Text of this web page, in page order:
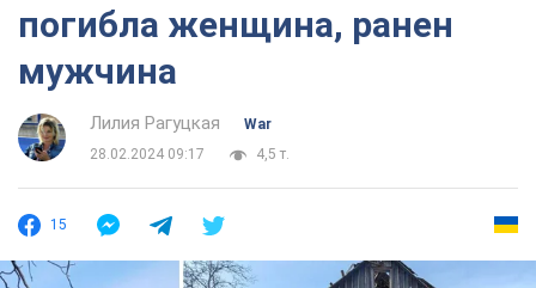
погибла женщина, ранен
мужчина
Лилия Рагуцкая
War
28.02.2024 09:17
4,5 т.
15